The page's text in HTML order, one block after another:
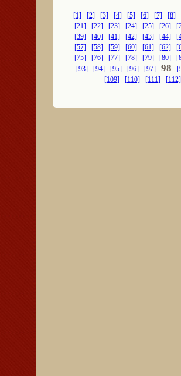
[1] [2] [3] [4] [5] [6] [7] [8]
[21]
[22] [23] [24] [25] [26]
[39]
[40] [41] [42] [43] [44]
[57]
[58] [59] [60] [61] [62]
[75]
[76] [77] [78] [79] [80]
[93]
[94] [95] [96] [97] 98
[109]
[110] [111] [112]